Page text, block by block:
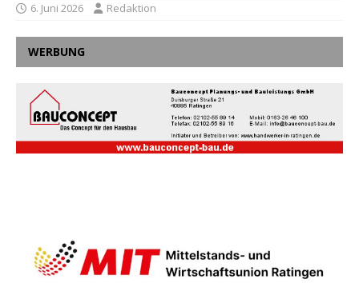
6. Juni 2026 Redaktion
WERBUNG